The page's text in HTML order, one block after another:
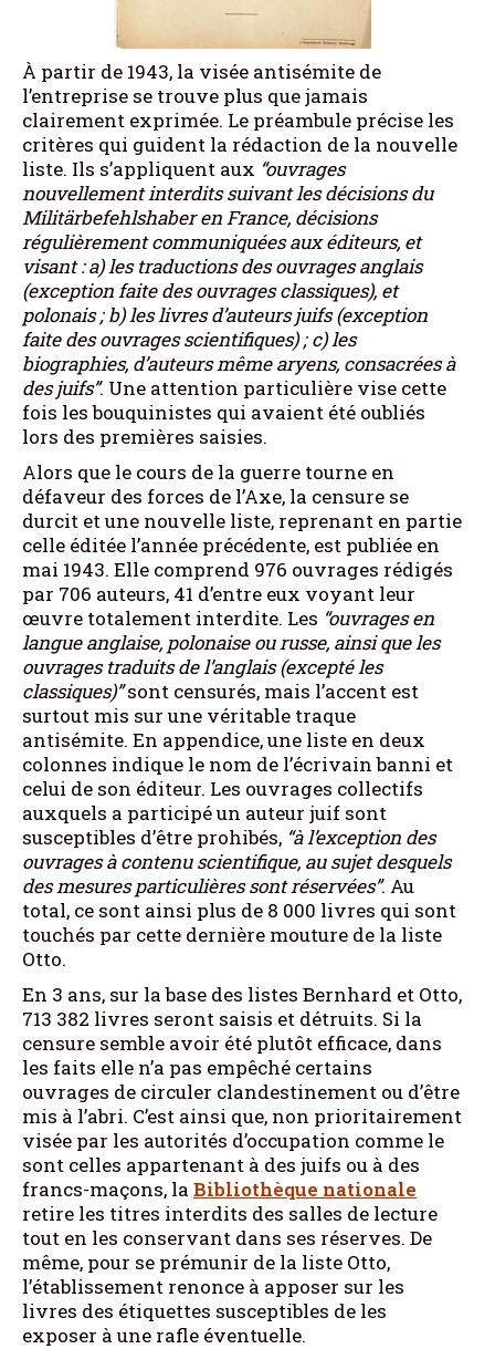
À partir de 1943, la visée antisémite de
l’entreprise se trouve plus que jamais
clairement exprimée. Le préambule précise les
critères qui guident la rédaction de la nouvelle
liste. Ils s’appliquent aux “ouvrages
nouvellement interdits suivant les décisions du
Militärbefehlshaber en France, décisions
régulièrement communiquées aux éditeurs, et
visant : a) les traductions des ouvrages anglais
(exception faite des ouvrages classiques), et
polonais ; b) les livres d’auteurs juifs (exception
faite des ouvrages scientifiques) ; c) les
biographies, d’auteurs même aryens, consacrées à
des juifs”. Une attention particulière vise cette
fois les bouquinistes qui avaient été oubliés
lors des premières saisies.
Alors que le cours de la guerre tourne en
défaveur des forces de l’Axe, la censure se
durcit et une nouvelle liste, reprenant en partie
celle éditée l’année précédente, est publiée en
mai 1943. Elle comprend 976 ouvrages rédigés
par 706 auteurs, 41 d’entre eux voyant leur
œuvre totalement interdite. Les “ouvrages en
langue anglaise, polonaise ou russe, ainsi que les
ouvrages traduits de l’anglais (excepté les
classiques)”sont censurés, mais l’accent est
surtout mis sur une véritable traque
antisémite. En appendice, une liste en deux
colonnes indique le nom de l’écrivain banni et
celui de son éditeur. Les ouvrages collectifs
auxquels a participé un auteur juif sont
susceptibles d’être prohibés, “à l’exception des
ouvrages à contenu scientifique, au sujet desquels
des mesures particulières sont réservées”. Au
total, ce sont ainsi plus de 8 000 livres qui sont
touchés par cette dernière mouture de la liste
Otto.
En 3 ans, sur la base des listes Bernhard et Otto,
713 382 livres seront saisis et détruits. Si la
censure semble avoir été plutôt efficace, dans
les faits elle n’a pas empêché certains
ouvrages de circuler clandestinement ou d’être
mis à l’abri. C’est ainsi que, non prioritairement
visée par les autorités d’occupation comme le
sont celles appartenant à des juifs ou à des
francs-maçons, la Bibliothèque nationale
retire les titres interdits des salles de lecture
tout en les conservant dans ses réserves. De
même, pour se prémunir de la liste Otto,
l’établissement renonce à apposer sur les
livres des étiquettes susceptibles de les
exposer à une rafle éventuelle.